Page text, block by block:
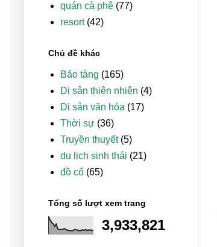
quán cà phê (77)
resort (42)
Chủ đề khác
Bảo tàng (165)
Di sản thiên nhiên (4)
Di sản văn hóa (17)
Thời sự (36)
Truyền thuyết (5)
du lịch sinh thái (21)
đồ cổ (65)
Tổng số lượt xem trang
3,933,821